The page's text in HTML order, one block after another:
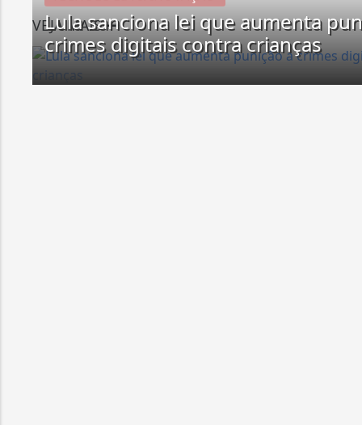
VEJA MAIS
Lula sanciona lei que aumenta
crimes digitais contra crianças